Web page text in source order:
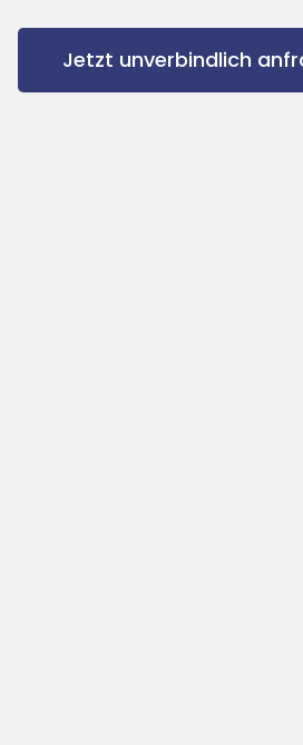
Jetzt unverbindlich